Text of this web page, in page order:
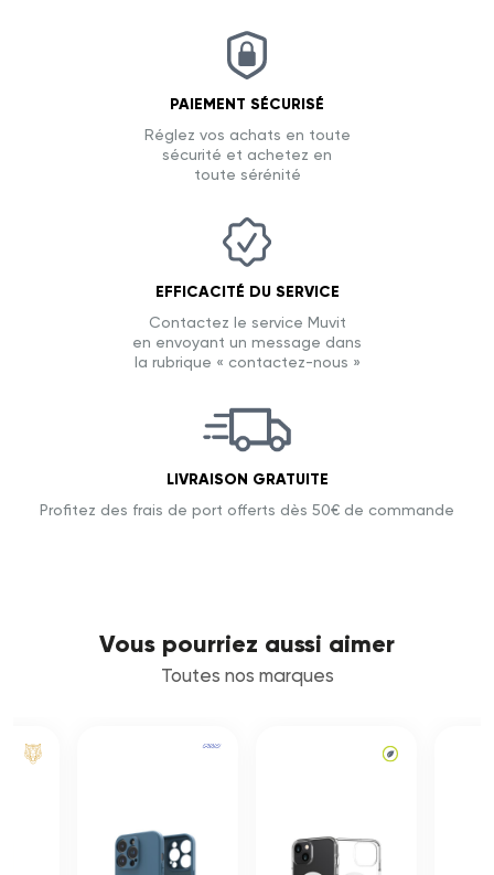
PAIEMENT SÉCURISÉ
Réglez vos achats en toute
sécurité et achetez en
toute sérénité
EFFICACITÉ DU SERVICE
Contactez le service Muvit
en envoyant un message dans
la rubrique « contactez-nous »
LIVRAISON GRATUITE
Profitez des frais de port offerts dès 50€ de commande
Vous pourriez aussi aimer
Toutes nos marques